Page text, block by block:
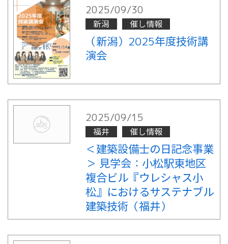
2025/09/30
新潟 催し情報
（新潟）2025年度技術講
演会
2025/09/15
福井 催し情報
＜建築設備士の日記念事業
＞ 見学会：小松駅東地区
複合ビル『ウレシャス小
松』におけるサステナブル
建築技術（福井）